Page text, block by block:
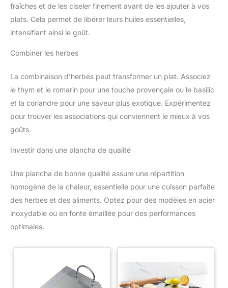
fraîches et de les ciseler finement avant de les ajouter à vos
plats. Cela permet de libérer leurs huiles essentielles,
intensifiant ainsi le goût.
Combiner les herbes
La combinaison d’herbes peut transformer un plat. Associez
le thym et le romarin pour une touche provençale ou le basilic
et la coriandre pour une saveur plus exotique. Expérimentez
pour trouver les associations qui conviennent le mieux à vos
goûts.
Investir dans une plancha de qualité
Une plancha de bonne qualité assure une répartition
homogène de la chaleur, essentielle pour une cuisson parfaite
des herbes et des aliments. Optez pour des modèles en acier
inoxydable ou en fonte émaillée pour des performances
optimales.